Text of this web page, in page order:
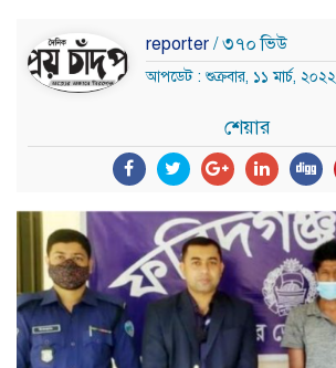
reporter / ৩৭০ ভিউ
আপডেট : শুক্রবার, ১১ মার্চ, ২০২২
শেয়ার